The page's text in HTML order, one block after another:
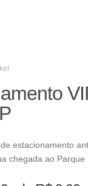
estacionamento
chegada ao Parque